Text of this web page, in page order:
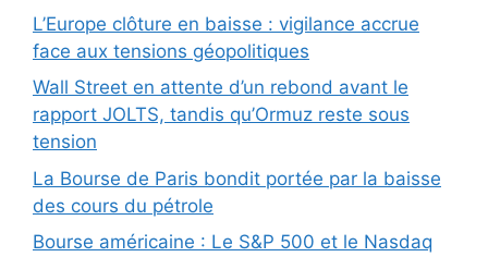
L’Europe clôture en baisse : vigilance accrue
face aux tensions géopolitiques
Wall Street en attente d’un rebond avant le
rapport JOLTS, tandis qu’Ormuz reste sous
tension
La Bourse de Paris bondit portée par la baisse
des cours du pétrole
Bourse américaine : Le S&P 500 et le Nasdaq